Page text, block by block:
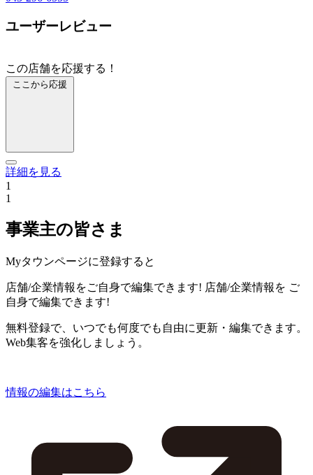
ユーザーレビュー
この店舗を応援する！
ここから応援
詳細を見る
1
1
事業主の皆さま
Myタウンページに登録すると
店舗/企業情報をご自身で編集できます! 店舗/企業情報を ご
自身で編集できます!
無料登録で、いつでも何度でも自由に更新・編集できます。
Web集客を強化しましょう。
情報の編集はこちら